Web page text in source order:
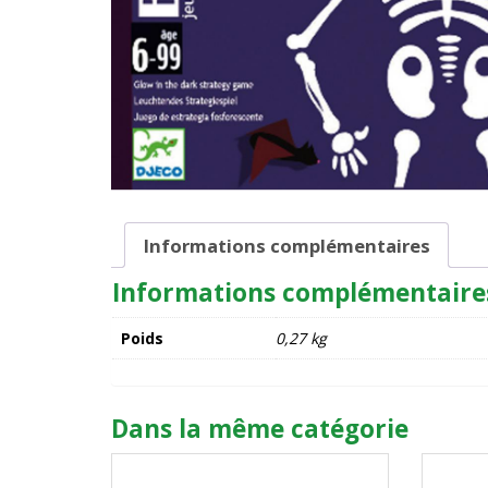
Informations complémentaires
Informations
Poids 0,27 kg
Dans la même catégorie